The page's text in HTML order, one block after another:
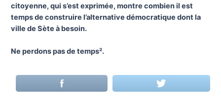
citoyenne, qui s’est exprimée, montre combien il est
temps de construire l’alternative démocratique dont la
ville de Sète à besoin.
Ne perdons pas de temps².